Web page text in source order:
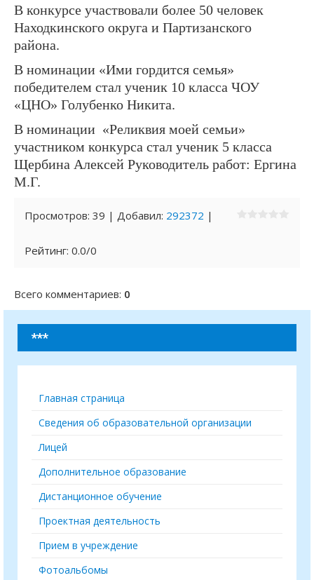
В конкурсе участвовали более 50 человек
Находкинского округа и Партизанского
района.
В номинации «Ими гордится семья»
победителем стал ученик 10 класса ЧОУ
«ЦНО» Голубенко Никита.
В номинации «Реликвия моей семьи»
участником конкурса стал ученик 5 класса
Щербина Алексей Руководитель работ: Ергина
М.Г.
Просмотров: 39 | Добавил: 292372 |
Рейтинг: 0.0/0
Всего комментариев: 0
***
Главная страница
Сведения об образовательной организации
Лицей
Дополнительное образование
Дистанционное обучение
Проектная деятельность
Прием в учреждение
Фотоальбомы